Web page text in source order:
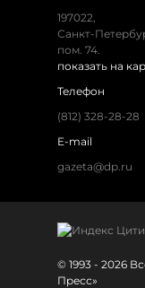
197022,
Санкт-
пом. 74.
показать на
Телефон
(812) 328-28-28
E-mail
gazeta@dp.ru
© 1993 - 2026
Пресс»